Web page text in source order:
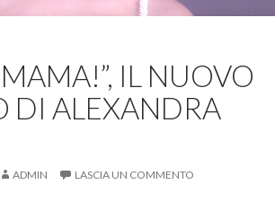
IL NUOVO
DI ALEXANDRA
ADMIN LASCIA UN COMMENTO